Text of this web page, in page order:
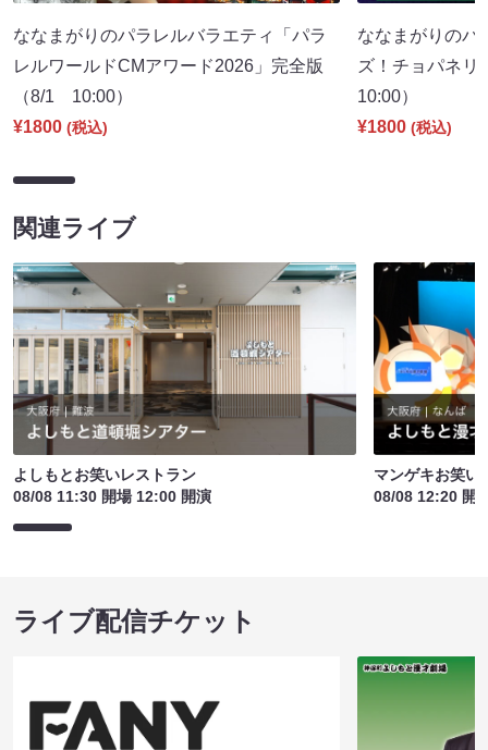
ななまがりのパラレルバラエティ「パラ
レルワールドCMアワード2026」完全版
（8/1 10:00）
¥1800 (税込)
ななまがりのパ
ズ！チョパネ
10:00）
¥1800 (税込)
関連ライブ
よしもとお笑いレストラン
08/08 11:30 開場 12:00 開演
マンゲキお笑い
08/08 12:20 開
ライブ配信チケット